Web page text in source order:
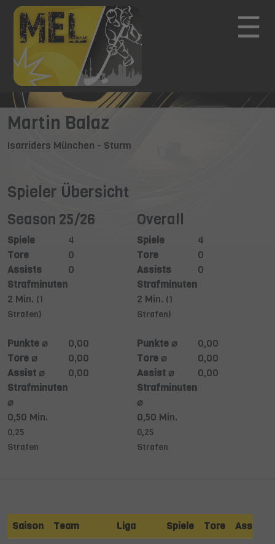
☰
Martin Balaz
Isarriders München - Sturm
Spieler Übersicht
Season 25/26
Spiele
4
Tore
0
Assists
0
Strafminuten
2 Min. (1
Strafen)
Punkte ⌀
0,00
Tore ⌀
0,00
Assist ⌀
0,00
Strafminuten
⌀
0,50 Min.
0,25
Strafen
Overall
Spiele
4
Tore
0
Assists
0
Strafminuten
2 Min. (1
Strafen)
Punkte ⌀
0,00
Tore ⌀
0,00
Assist ⌀
0,00
Strafminuten
⌀
0,50 Min.
0,25
Strafen
Saison Team Liga Spiele Tore
Assists